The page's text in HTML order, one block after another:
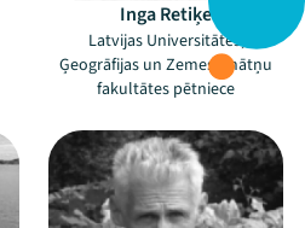
Inga Retiķe
Latvijas Universitātes,
Ģeogrāfijas un Zemes zinātņu
fakultātes pētniece